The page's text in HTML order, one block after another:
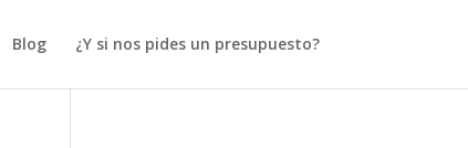
Blog ¿Y si nos pides un presupuesto?